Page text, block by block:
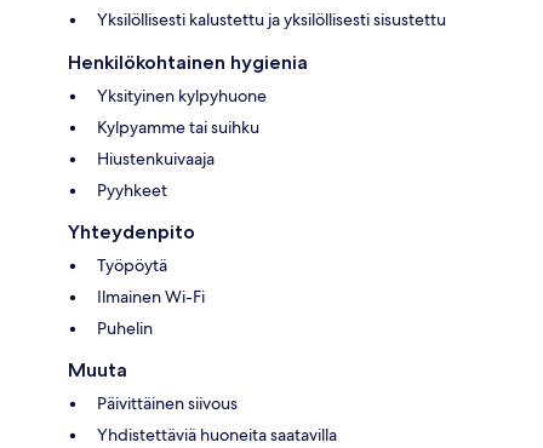
Yksilöllisesti kalustettu ja yksilöllisesti sisustettu
Henkilökohtainen hygienia
Yksityinen kylpyhuone
Kylpyamme tai suihku
Hiustenkuivaaja
Pyyhkeet
Yhteydenpito
Työpöytä
Ilmainen Wi-Fi
Puhelin
Muuta
Päivittäinen siivous
Yhdistettäviä huoneita saatavilla